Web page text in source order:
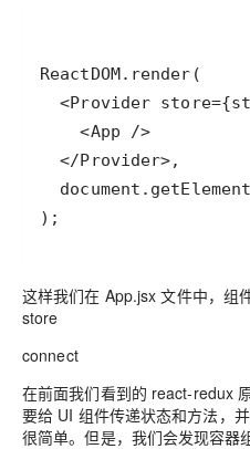
);
这样我们在 App.jsx 文件中，组
store
connect
在前面我们看到的 react-redux
要给 UI 组件传递状态和方法，
很简单。但是，我们会发现容器